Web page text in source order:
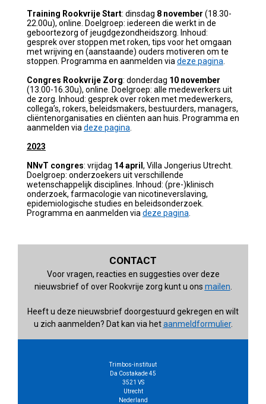
Training Rookvrije Start: dinsdag 8 november (18.30-
22.00u), online. Doelgroep: iedereen die werkt in de
geboortezorg of jeugdgezondheidszorg. Inhoud:
gesprek overstoppen met roken, tips voor het omgaan
met wrijving en (aanstaande) ouders motiveren om te
stoppen. Programma en aanmelden via deze pagina
Congres Rookvrije Zorg: donderdag 10 november
(13.00-16.30u), online. Doelgroep: alle medewerkers uit
de zorg. Inhoud: gesprek over roken met medewerkers,
collega’s, rokers, beleidsmakers, bestuurders, managers,
cliëntenorganisaties en cliënten aan huis. Programma en
aanmelden via deze pagina
2023
NNvT congres: vrijdag 14 april , Villa Jongerius Utrecht.
Doelgroep: onderzoekers uit verschillende
wetenschappelijk disciplines. Inhoud: (pre-)klinisch
onderzoek, farmacologie van nicotineverslaving,
epidemiologische studies en beleidsonderzoek.
Programma en aanmelden via deze pagina
CONTACT
Voor vragen, reacties en suggesties over deze
nieuwsbrief of over Rookvrije zorg kunt u ons mailen
Heeft u deze nieuwsbrief doorgestuurd gekregen en wilt
u zich aanmelden? Dat kan via hetaanmeldformulier.
Trimbos-instituut
Da Costakade 45
3521 VS
Utrecht
Nederland